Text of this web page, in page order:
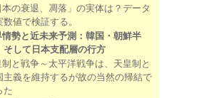
本の衰退、凋落」の実体は？データ
数値で検証する。
情勢と近未来予測：韓国・朝鮮半
そして日本支配層の行方
制と戦争～太平洋戦争は、天皇制と
主義を維持するが故の当然の帰結で
た